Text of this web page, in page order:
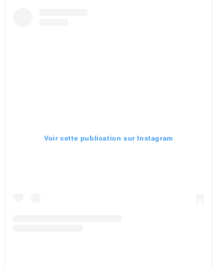
Voir cette publication sur Instagram